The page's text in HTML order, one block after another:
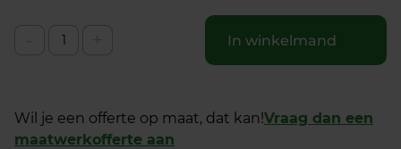
In winkelmand
Wil je een offerte op maat, dat kan!Vraag dan een
maatwerkofferte aan